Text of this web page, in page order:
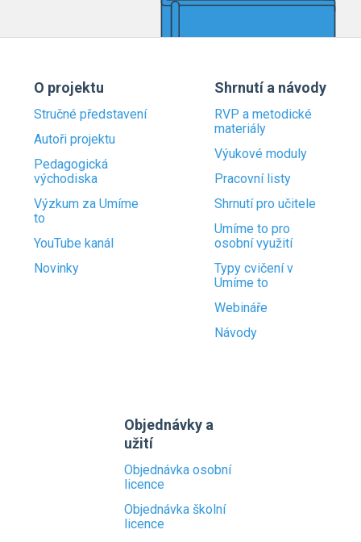
O projektu
Stručné představení
Autoři projektu
Pedagogická
východiska
Výzkum za Umíme
to
YouTube kanál
Novinky
Shrnutí a návody
RVP a metodické
materiály
Výukové moduly
Pracovní listy
Shrnutí pro učitele
Umíme to pro
osobní využití
Typy cvičení v
Umíme to
Webináře
Návody
Objednávky a
užití
Objednávka osobní
licence
Objednávka školní
licence